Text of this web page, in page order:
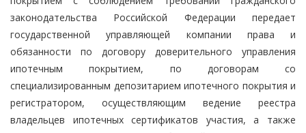
законодательства Российской Федерации передает
государственной управляющей компании права и
обязанности по договору доверительного управления
ипотечным покрытием, по договорам со
специализированным депозитарием ипотечного покрытия и
регистратором, осуществляющим ведение реестра
владельцев ипотечных сертификатов участия, а также